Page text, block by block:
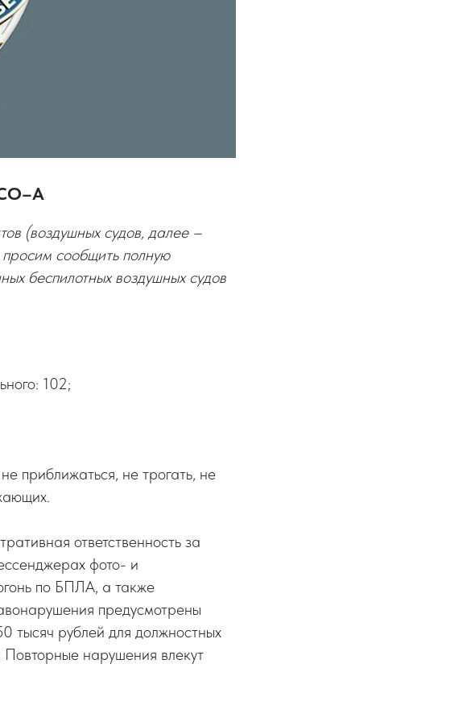
(воздушных судов, далее –
сообщить полную
беспилотных воздушных судов
102;
приближаться, не трогать, не
ответственность за
фото- и
по БПЛА, а также
предусмотрены
тысяч рублей для должностных
нарушения влекут